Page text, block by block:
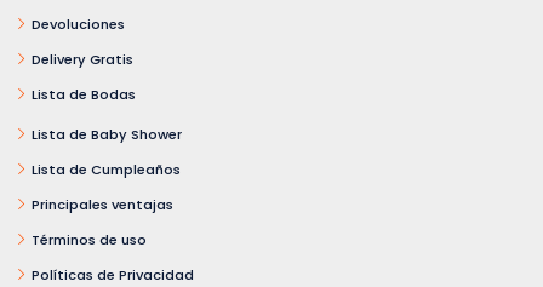
Devoluciones
Delivery Gratis
Lista de Bodas
Lista de Baby Shower
Lista de Cumpleaños
Principales ventajas
Términos de uso
Políticas de Privacidad